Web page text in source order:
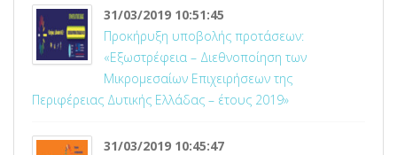
31/03/2019 10:51:45
Προκήρυξη υποβολής προτάσεων:
«Εξωστρέφεια – Διεθνοποίηση των
Μικρομεσαίων Επιχειρήσεων της
Περιφέρειας Δυτικής Ελλάδας – έτους 2019»
31/03/2019 10:45:47